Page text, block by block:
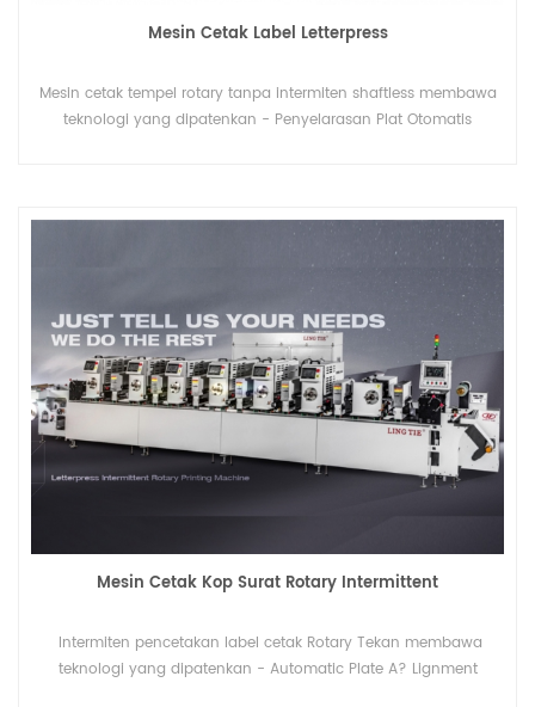
Mesin Cetak Label Letterpress
Mesin cetak tempel rotary tanpa intermiten shaftless membawa
teknologi yang dipatenkan - Penyelarasan Plat Otomatis
Mesin Cetak Kop Surat Rotary Intermittent
Intermiten pencetakan label cetak Rotary Tekan membawa
teknologi yang dipatenkan - Automatic Plate A? Lignment